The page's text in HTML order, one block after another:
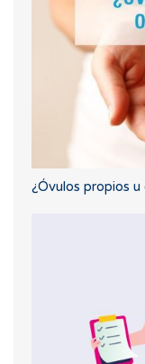
¿Óvulos propios